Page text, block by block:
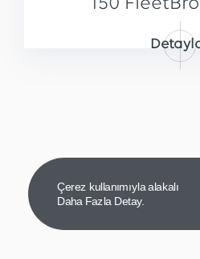
Çerez kullanımıyla alakalı
Daha Fazla Detay
150